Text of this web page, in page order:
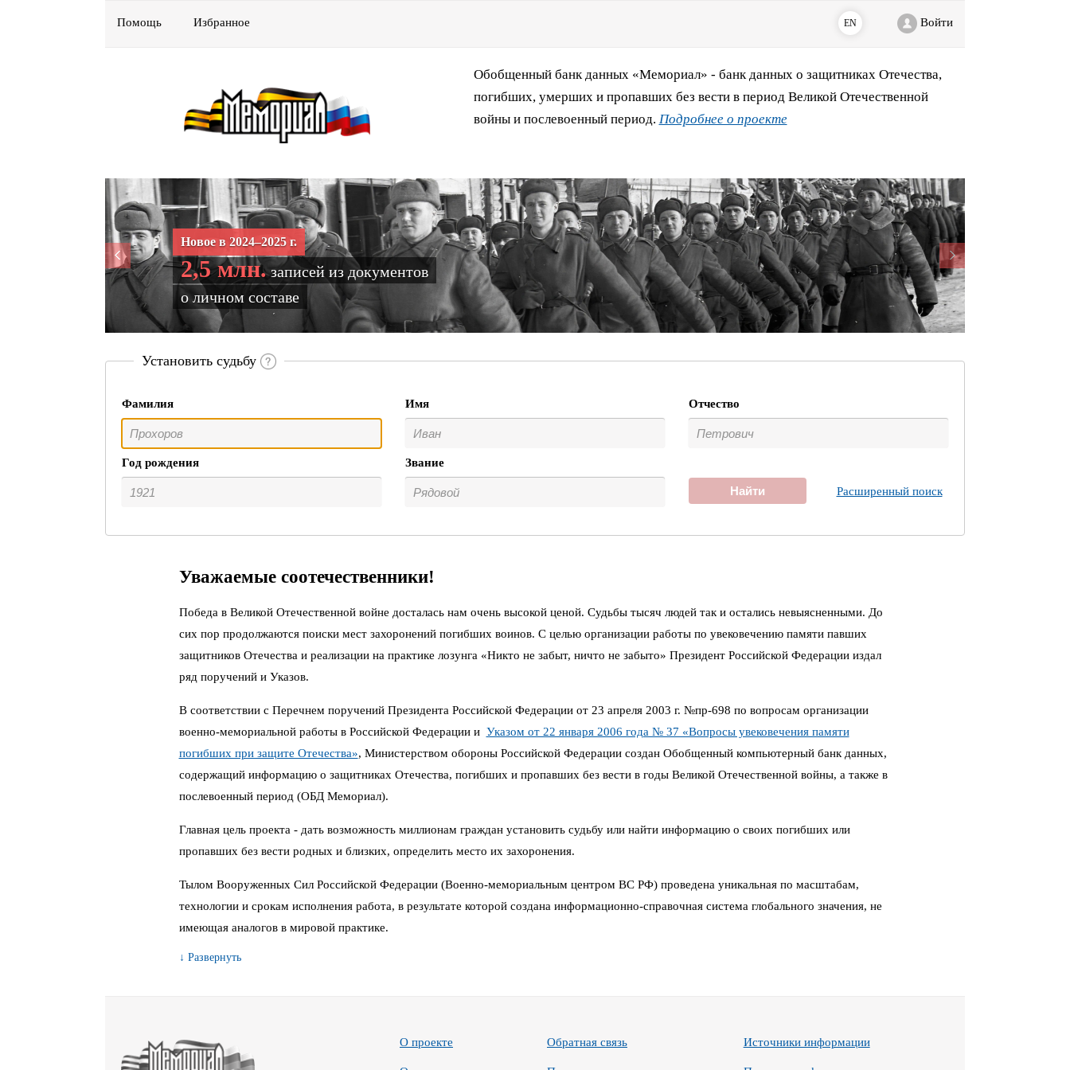
Помощь Избранное EN Войти
Обобщенный банк данных «Мемориал» - банк данных о защитниках Отечества,
погибших, умерших и пропавших без вести в период Великой Отечественной
войны и послевоенный период. Подробнее о проекте
Новое в 2024–2025 г.
2,5 млн.записей из документов
о личном составе
Установить судьбу
Фамилия Имя Отчество
Год рождения Звание
Найти Расширенный поиск
Уважаемые соотечественники!
Победа в Великой Отечественной войне досталась нам очень высокой ценой. Судьбы тысяч людей так и остались невыясненными. До
сих пор продолжаются поиски мест захоронений погибших воинов. С целью организации работы по увековечению памяти павших
защитников Отечества и реализации на практике лозунга «Никто не забыт, ничто не забыто» Президент Российской Федерации издал
ряд поручений и Указов.
В соответствии с Перечнем поручений Президента Российской Федерации от 23 апреля 2003 г. №пр-698 по вопросам организации
военно-мемориальной работы в Российской Федерации и Указом от 22 января 2006 года № 37 «Вопросы увековечения памяти
погибших при защите Отечества», Министерством обороны Российской Федерации создан Обобщенный компьютерный банк данных,
содержащий информацию о защитниках Отечества, погибших и пропавших без вести в годы Великой Отечественной войны, а также в
послевоенный период (ОБД Мемориал).
Главная цель проекта - дать возможность миллионам граждан установить судьбу или найти информацию о своих погибших или
пропавших без вести родных и близких, определить место их захоронения.
Тылом Вооруженных Сил Российской Федерации (Военно-мемориальным центром ВС РФ) проведена уникальная по масштабам,
технологии и срокам исполнения работа, в результате которой создана информационно-справочная система глобального значения, не
имеющая аналогов в мировой практике.
↓ Развернуть
О проекте Обратная связь Источники информации